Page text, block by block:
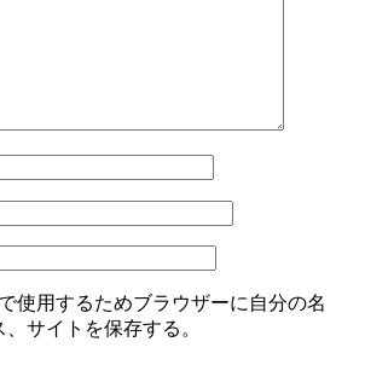
使用するためブラウザーに自分の名
サイトを保存する。